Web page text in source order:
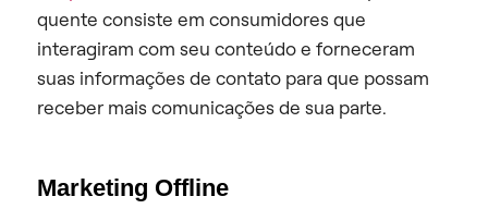
quente consiste em consumidores que
interagiram com seu conteúdo e forneceram
suas informações de contato para que possam
receber mais comunicações de sua parte.
Marketing Offline